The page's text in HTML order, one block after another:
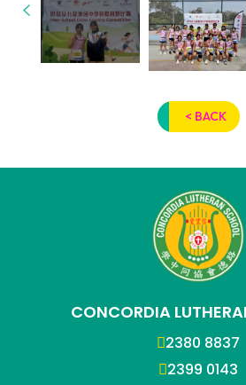
< BACK
CONCORDIA
2380 8837
2399 0143